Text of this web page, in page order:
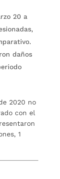
20 a
daños
2020 no
con el
1